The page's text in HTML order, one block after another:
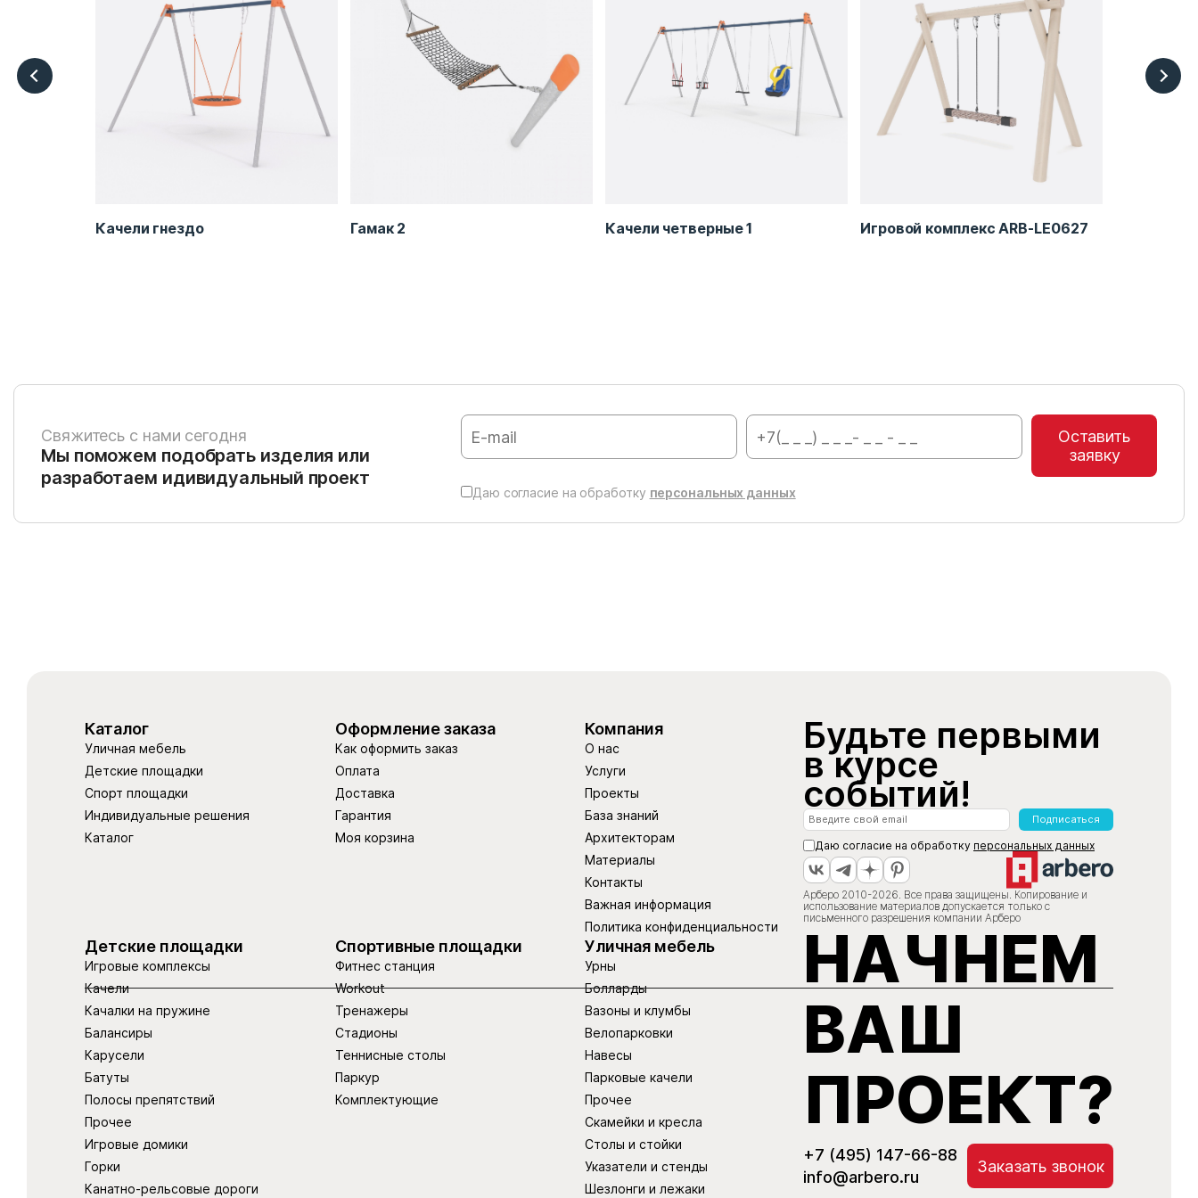
Качели гнездо Гамак 2 Качели четверные 1 Игровой комплекс ARB-LE0627
Свяжитесь с нами сегодня
Мы поможем подобрать изделия или
разработаем идивидуальный проект
Оставить
заявку
Даю согласие на обработку персональных данных
Каталог
Уличная мебель
Детские площадки
Спорт площадки
Индивидуальные решения
Каталог
Оформление заказа
Как оформить заказ
Оплата
Доставка
Гарантия
Моя корзина
Компания
О нас
Услуги
Проекты
База знаний
Архитекторам
Материалы
Контакты
Важная информация
Политика конфиденциальности
Детские площадки
Игровые комплексы
Качели
Качалки на пружине
Балансиры
Карусели
Батуты
Полосы препятствий
Прочее
Игровые домики
Горки
Канатно-рельсовые дороги
Спортивные площадки
Фитнес станция
Workout
Тренажеры
Стадионы
Теннисные столы
Паркур
Комплектующие
Уличная мебель
Урны
Болларды
Вазоны и клумбы
Велопарковки
Навесы
Парковые качели
Прочее
Скамейки и кресла
Столы и стойки
Указатели и стенды
Шезлонги и лежаки
Будьте первыми
в курсе
событий!
Подписаться
Даю согласие на обработку персональных данных
Арберо 2010-2026. Все права защищены. Копирование и
использование материалов допускается только с
письменного разрешения компании Арберо
НАЧНЕМ
ВАШ
ПРОЕКТ?
+7 (495) 147-66-88
info@arbero.ru
Заказать звонок